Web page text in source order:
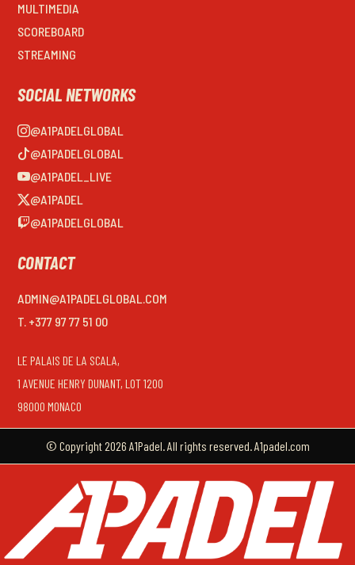
MULTIMEDIA
SCOREBOARD
STREAMING
SOCIAL NETWORKS
@A1PADELGLOBAL
@A1PADELGLOBAL
@A1PADEL_LIVE
@A1PADEL
@A1PADELGLOBAL
CONTACT
ADMIN@A1PADELGLOBAL.COM
T. +377 97 77 51 00
LE PALAIS DE LA SCALA,
1 AVENUE HENRY DUNANT, LOT 1200
98000 MONACO
© Copyright 2026 A1Padel. All rights reserved. A1padel.com